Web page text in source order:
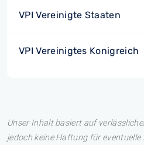
VPI Vereinigte Staaten
VPI Vereinigtes Konigreich
Unser Inhalt basiert auf
jedoch keine Haftung für eventuelle